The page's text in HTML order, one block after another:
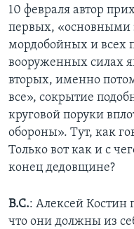
10 февраля автор
первых,
мордобойных и всех
вооруженных силах
вторых, именно
все», сокрытие
круговой поруки
обороны». Тут, как
Только вот как и с
конец дедовщине?
В.С.: Алексей Костин
что они должны из